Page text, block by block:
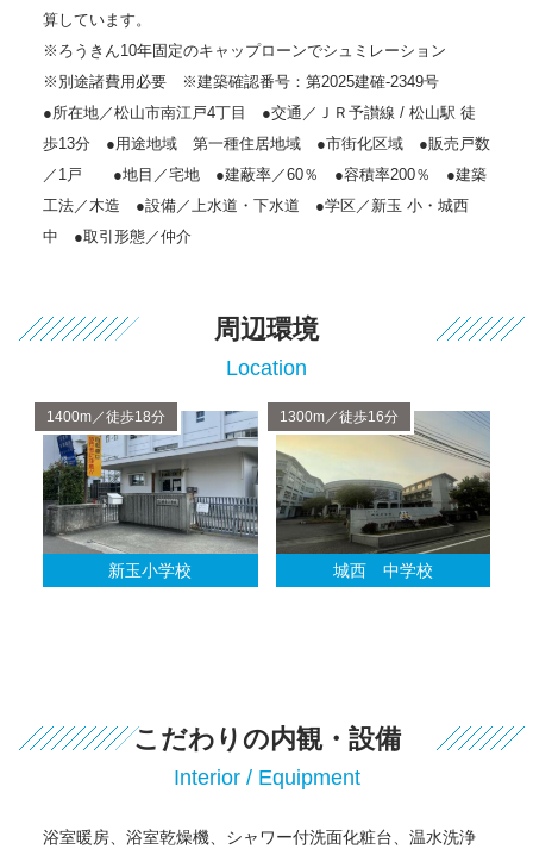
算しています。
※ろうきん10年固定のキャップローンでシュミレーション
※別途諸費用必要 ※建築確認番号：第2025建確-2349号
●所在地／松山市南江戸4丁目 ●交通／ＪＲ予讃線 / 松山駅 徒
歩13分 ●用途地域 第一種住居地域 ●市街化区域 ●販売戸数
／1戸 ●地目／宅地 ●建蔽率／60％ ●容積率200％ ●建築
工法／木造 ●設備／上水道・下水道 ●学区／新玉 小・城西
中 ●取引形態／仲介
周辺環境
Location
新玉小学校
1400m／徒歩18分
城西 中学校
1300m／徒歩16分
こだわりの内観・設備
Interior / Equipment
浴室暖房、浴室乾燥機、シャワー付洗面化粧台、温水洗浄